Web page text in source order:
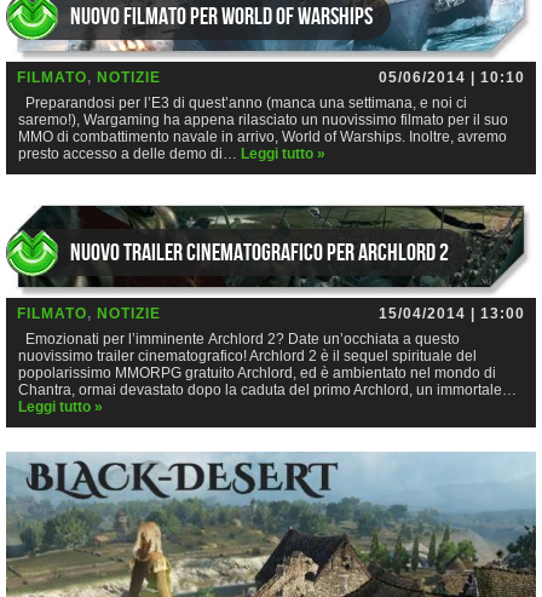
Nuovo filmato per World of Warships
FILMATO, NOTIZIE
05/06/2014 | 10:10
Preparandosi per l’E3 di quest’anno (manca una settimana, e noi ci
saremo!), Wargaming ha appena rilasciato un nuovissimo filmato per il suo
MMO di combattimento navale in arrivo, World of Warships. Inoltre, avremo
presto accesso a delle demo di… Leggi tutto »
Nuovo trailer cinematografico per Archlord 2
FILMATO, NOTIZIE
15/04/2014 | 13:00
Emozionati per l’imminente Archlord 2? Date un’occhiata a questo
nuovissimo trailer cinematografico! Archlord 2 è il sequel spirituale del
popolarissimo MMORPG gratuito Archlord, ed è ambientato nel mondo di
Chantra, ormai devastato dopo la caduta del primo Archlord, un immortale…
Leggi tutto »